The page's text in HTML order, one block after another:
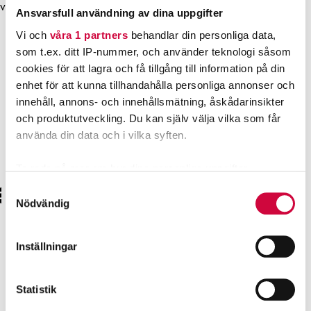
Ansvarsfull användning av dina uppgifter
Vi och våra 1 partners behandlar din personliga data,
som t.ex. ditt IP-nummer, och använder teknologi såsom
cookies för att lagra och få tillgång till information på din
enhet för att kunna tillhandahålla personliga annonser och
innehåll, annons- och innehållsmätning, åskådarinsikter
och produktutveckling. Du kan själv välja vilka som får
använda din data och i vilka syften.
Ta reda på mer om hur dina personliga uppgifter
Du kan ändra eller dra tillbaka ditt samtycke när som
Vi använder enhetsidentifierare för att anpassa innehållet
för sociala medier och analysera vår trafik. Vi
vidarebefordrar även sådana identifierare och annan
Nödvändig
Inställningar
Statistik
videon.